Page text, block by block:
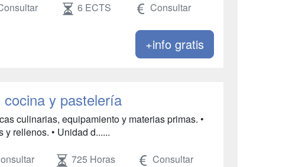
6 ECTS Consultar
+info gratis
y pastelería
culinarias, equipamiento y materias primas. •
rellenos. • Unidad d......
725 Horas Consultar